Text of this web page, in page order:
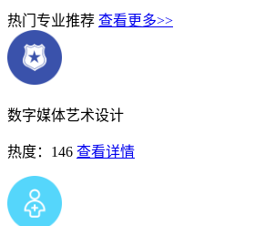
热门专业推荐 查看更多>>
数字媒体艺术设计
热度：146 查看详情